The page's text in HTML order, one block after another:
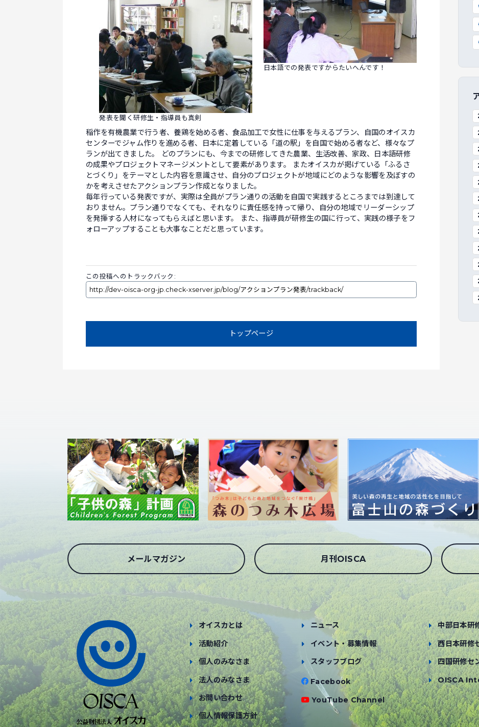
日本語での発表ですからたいへんです！
発表を聞く研修生・指導員も真剣
稲作を有機農業で行う者、養鶏を始める者、食品加工で女性に仕事を与えるプラン、自国のオイスカ
センターでジャム作りを進める者、日本に定着している「道の駅」を自国で始める者など、様々なプ
ランが出てきました。 どのプランにも、今までの研修してきた農業、生活改善、家政、日本語研修
の成果やプロジェクトマネージメントとして要素があります。 またオイスカが掲げている「ふるさ
とづくり」をテーマとした内容を意識させ、自分のプロジェクトが地域にどのような影響を及ぼすの
かを考えさせたアクションプラン作成となりました。
毎年行っている発表ですが、実際は全員がプラン通りの活動を自国で実践するところまでは到達して
おりません。プラン通りでなくても、それなりに責任感を持って帰り、自分の地域でリーダーシップ
を発揮する人材になってもらえばと思います。 また、指導員が研修生の国に行って、実践の様子をフ
ォローアップすることも大事なことだと思っています。
この投稿へのトラックバック:
トップページ
メールマガジン 月刊OISCA
オイスカとは
活動紹介
個人のみなさま
法人のみなさま
お問い合わせ
個人情報保護方針
ニュース
イベント・募集情報
スタッフブログ
Facebook
YouTube Channel
中部日本研
西日本研修
四国研修セ
OISCA